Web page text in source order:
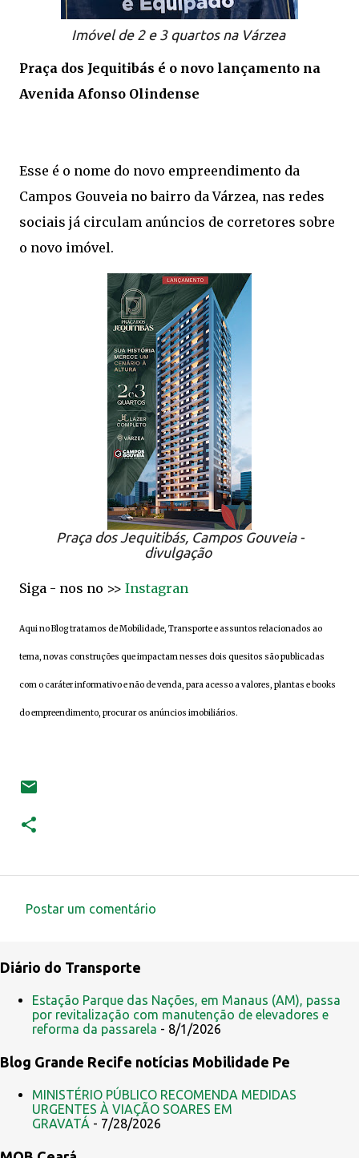
Imóvel de 2 e 3 quartos na Várzea
Praça dos Jequitibás é o novo lançamento na
Avenida Afonso Olindense
Esse é o nome do novo empreendimento da
Campos Gouveia no bairro da Várzea, nas redes
sociais já circulam anúncios de corretores sobre
o novo imóvel.
Praça dos Jequitibás, Campos Gouveia -
divulgação
Siga - nos no >> Instagran
Aqui no Blog tratamos de Mobilidade, Transporte e assuntos relacionados ao
tema, novas construções que impactam nesses dois quesitos são publicadas
com o caráter informativo e não de venda, para acesso a valores, plantas e books
do empreendimento, procurar os anúncios imobiliários.
m
e
n
á
o
s
Postar um comentário
Diário do Transporte
Estação Parque das Nações, em Manaus (AM), passa
por revitalização com manutenção de elevadores e
reforma da passarela - 8/1/2026
Blog Grande Recife notícias Mobilidade Pe
MINISTÉRIO PÚBLICO RECOMENDA MEDIDAS
URGENTES À VIAÇÃO SOARES EM
GRAVATÁ - 7/28/2026